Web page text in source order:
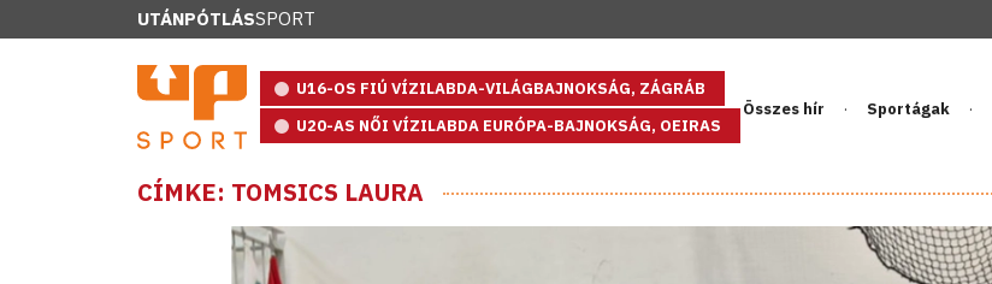
UTÁNPÓTLÁSSPORT
U16-OS FIÚ VÍZILABDA-VILÁGBAJNOKSÁG, ZÁGRÁB
U20-AS NŐI VÍZILABDA EURÓPA-BAJNOKSÁG, OEIRAS
Összes hír Sportágak
CÍMKE: TOMSICS LAURA